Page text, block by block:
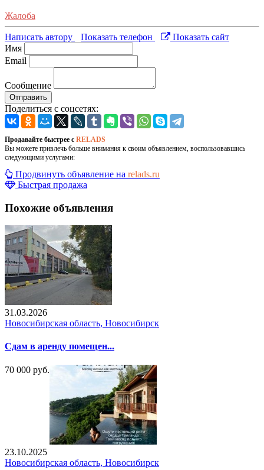
Жалоба
Написать автору Показать телефон
Показать сайт
Имя
Email
Сообщение
Отправить
Поделиться с соцсетях:
Продавайте быстрее с RELADS
Вы можете привлечь больше внимания к своим объявлением, воспользовавшись
следующими услугами:
Продвинуть объявление на relads.ru
Быстрая продажа
Похожие объявления
31.03.2026
Новосибирская область, Новосибирск
Сдам в аренду помещен...
70 000 руб.
23.10.2025
Новосибирская область, Новосибирск